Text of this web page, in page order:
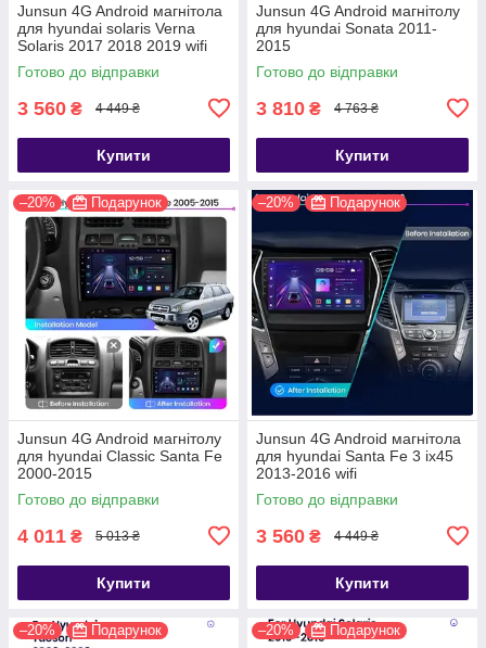
Junsun 4G Android магнітола
для hyundai solaris Verna
Solaris 2017 2018 2019 wifi
Готово до відправки
3 560 ₴ 4 449 ₴
Купити
Junsun 4G Android магнітолу
для hyundai Sonata 2011-
2015
Готово до відправки
3 810 ₴ 4 763 ₴
Купити
–20% Подарунок
Junsun 4G Android магнітолу
для hyundai Classic Santa Fe
2000-2015
Готово до відправки
4 011 ₴ 5 013 ₴
Купити
–20% Подарунок
Junsun 4G Android магнітола
для hyundai Santa Fe 3 ix45
2013-2016 wifi
Готово до відправки
3 560 ₴ 4 449 ₴
Купити
–20% Подарунок –20% Подарунок